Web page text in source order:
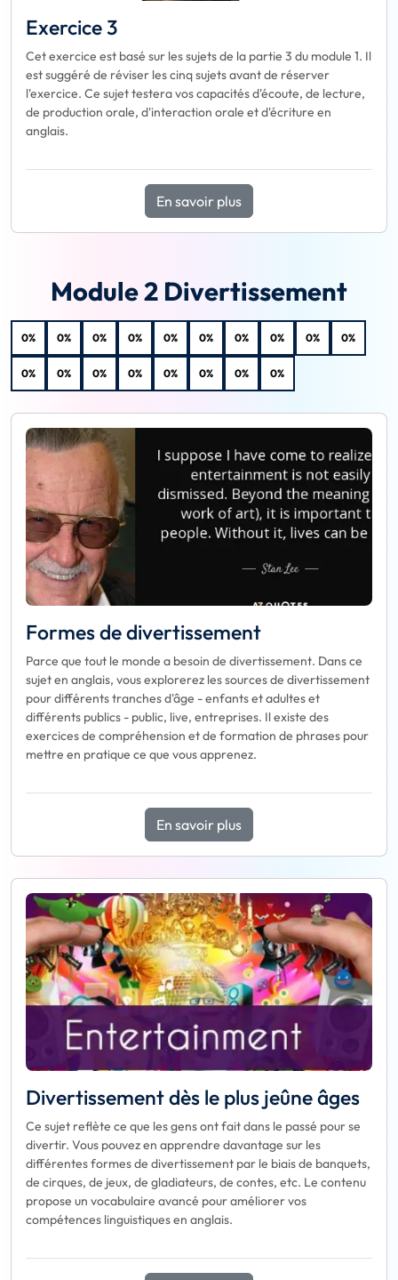
Exercice 3
Cet exercice est basé sur les sujets de la partie 3 du module 1. Il
est suggéré de réviser les cinq sujets avant de réserver
l'exercice. Ce sujet testera vos capacités d'écoute, de lecture,
de production orale, d'interaction orale et d'écriture en
anglais.
En savoir plus
Module 2 Divertissement
0% 0% 0% 0% 0% 0% 0% 0% 0% 0%
0% 0% 0% 0% 0% 0% 0% 0%
Formes de divertissement
Parce que tout le monde a besoin de divertissement. Dans ce
sujet en anglais, vous explorerez les sources de divertissement
pour différents tranches d'âge - enfants et adultes et
différents publics - public, live, entreprises. Il existe des
exercices de compréhension et de formation de phrases pour
mettre en pratique ce que vous apprenez.
En savoir plus
Divertissement dès le plus jeûne âges
Ce sujet reflète ce que les gens ont fait dans le passé pour se
divertir. Vous pouvez en apprendre davantage sur les
différentes formes de divertissement par le biais de banquets,
de cirques, de jeux, de gladiateurs, de contes, etc. Le contenu
propose un vocabulaire avancé pour améliorer vos
compétences linguistiques en anglais.